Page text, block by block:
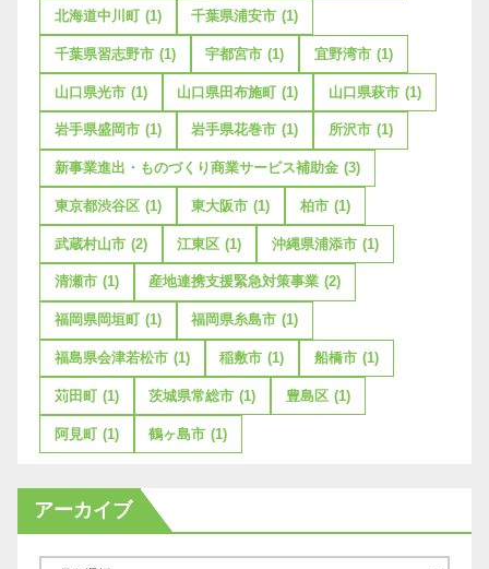
北海道中川町 (1) 千葉県浦安市 (1)
千葉県習志野市 (1) 宇都宮市 (1) 宜野湾市 (1)
山口県光市 (1) 山口県田布施町 (1) 山口県萩市 (1)
岩手県盛岡市 (1) 岩手県花巻市 (1) 所沢市 (1)
新事業進出・ものづくり商業サービス補助金 (3)
東京都渋谷区 (1) 東大阪市 (1) 柏市 (1)
武蔵村山市 (2) 江東区 (1) 沖縄県浦添市 (1)
清瀬市 (1) 産地連携支援緊急対策事業 (2)
福岡県岡垣町 (1) 福岡県糸島市 (1)
福島県会津若松市 (1) 稲敷市 (1) 船橋市 (1)
苅田町 (1) 茨城県常総市 (1) 豊島区 (1)
阿見町 (1) 鶴ヶ島市 (1)
アーカイブ